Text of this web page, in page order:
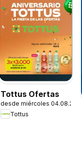
Tottus Ofertas
desde miércoles 04.08.2026
Tottus